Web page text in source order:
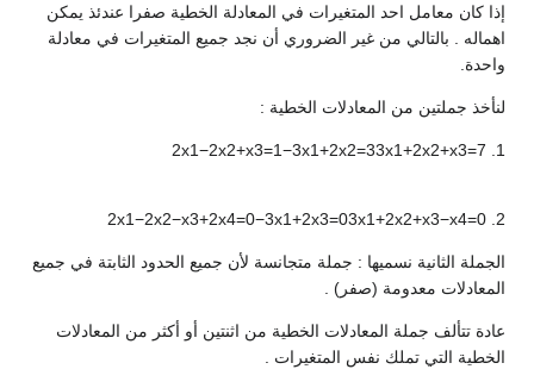
إذا كان معامل احد المتغيرات في المعادلة الخطية صفرا عندئذ يمكن
اهماله . بالتالي من غير الضروري أن نجد جميع المتغيرات في معادلة
واحدة.
لنأخذ جملتين من المعادلات الخطية :
1.
2x1−2x2+x3=1−3x1+2x2=33x1+2x2+x3=7
2.
2x1−2x2−x3+2x4=0−3x1+2x3=03x1+2x2+x3−x4=0
الجملة الثانية نسميها : جملة متجانسة لأن جميع الحدود الثابتة في جميع
المعادلات معدومة (صفر) .
عادة تتألف جملة المعادلات الخطية من اثنتين أو أكثر من المعادلات
الخطية التي تملك نفس المتغيرات .